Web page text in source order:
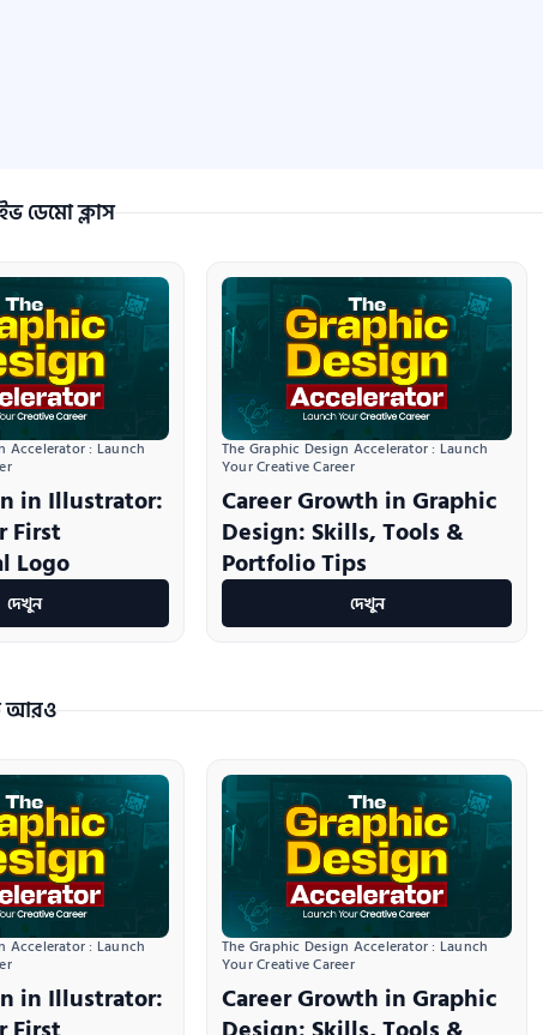
ডেমো ক্লাস
Accelerator : Launch
in Illustrator:
First
Logo
দেখুন
The Graphic Design Accelerator : Launch
Your Creative Career
Career Growth in Graphic
Design: Skills, Tools &
Portfolio Tips
দেখুন
আরও
Accelerator : Launch
in Illustrator:
The Graphic Design Accelerator : Launch
Your Creative Career
Career Growth in Graphic